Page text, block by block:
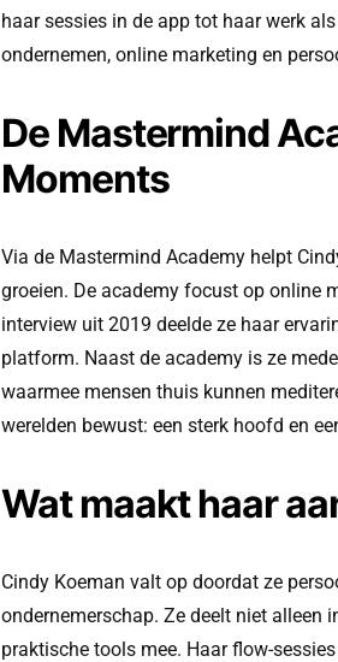
haar sessies in de app tot haar werk
ondernemen, online marketing en
De Mastermind
Moments
Via de Mastermind Academy helpt
groeien. De academy focust op online
interview uit 2019 deelde ze haar
platform. Naast de academy is ze
waarmee mensen thuis kunnen
werelden bewust: een sterk hoofd en
Wat maakt haar
Cindy Koeman valt op doordat ze
ondernemerschap. Ze deelt niet alleen
praktische tools mee. Haar flow-